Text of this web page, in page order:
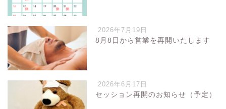
2026年7月19日
8月8日から営業を再開いたします
2026年6月17日
セッション再開のお知らせ（予定）